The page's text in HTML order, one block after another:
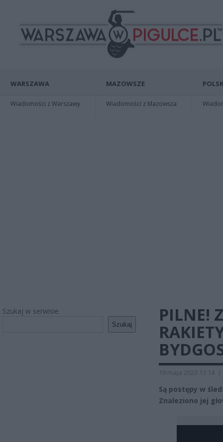
WARSZAWA
Wiadomości z Warszawy
MAZOWSZE
Wiadomości z Mazowsza
Szukaj w serwisie
Szukaj
PILNE!
19 maja 2023 13:14 |
Są postępy w
Znaleziono jej